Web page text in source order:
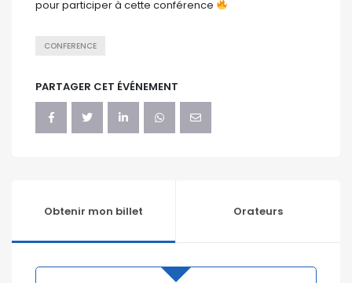
pour participer à cette conférence
CONFERENCE
PARTAGER CET ÉVÉNEMENT
Obtenir mon billet Orateurs